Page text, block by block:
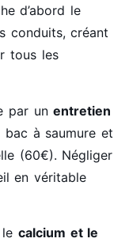
d’abord le
conduits, créant
tous les
par unentretien
bac à saumure et
(60€). Négliger
en véritable
calcium et le